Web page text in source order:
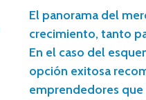
El panorama del
crecimiento, tanto
En el caso del
opción exitosa
emprendedores que